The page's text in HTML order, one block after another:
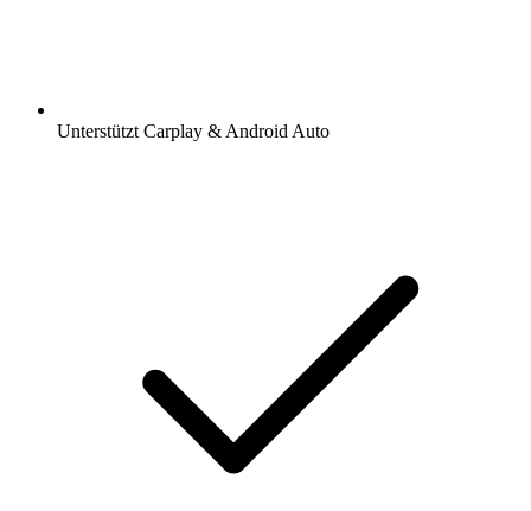
Unterstützt Carplay & Android Auto